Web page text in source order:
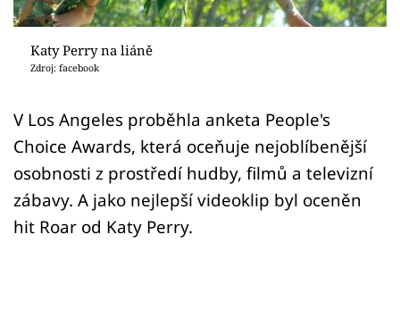
Videa
Sledujte prima+
Přihlášení
Sledujte nás
Katy Perry na liáně
Zdroj: facebook
V Los Angeles proběhla anketa People's
Choice Awards, která oceňuje nejoblíbenější
osobnosti z prostředí hudby, filmů a televizní
zábavy. A jako nejlepší videoklip byl oceněn
hit Roar od Katy Perry.